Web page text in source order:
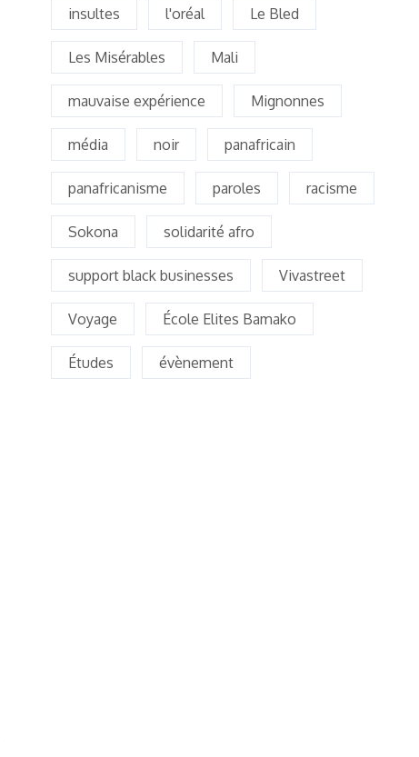
insultes l'oréal Le Bled
Les Misérables Mali
mauvaise expérience Mignonnes
média noir panafricain
panafricanisme paroles racisme
Sokona solidarité afro
support black businesses Vivastreet
Voyage École Elites Bamako
Études évènement